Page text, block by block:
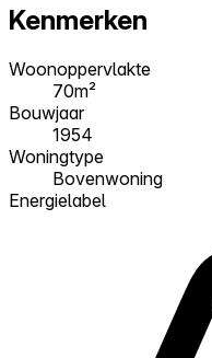
Kenmerken
Woonoppervlakte
70m²
Bouwjaar
1954
Woningtype
Bovenwoning
Energielabel